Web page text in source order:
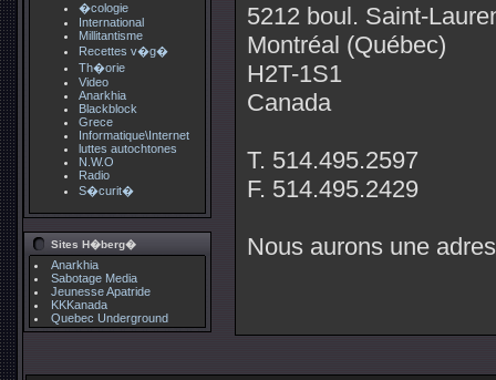
�cologie
International
Millitantisme
Recettes v�g�
Th�orie
Video
Anarkhia
Blackblock
Grece
Informatique\Internet
luttes autochtones
N.W.O
Radio
S�curit�
Sites H�berg�
Anarkhia
Sabotage Media
Jeunesse Apatride
KKKanada
Quebec Underground
5212 boul. Saint-
Montréal (Québec)
H2T-1S1
Canada
T. 514.495.2597
F. 514.495.2429
Nous aurons une